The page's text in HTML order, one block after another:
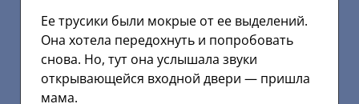
Ее трусики были мокрые от ее выделений.
Она хотела передохнуть и попробовать
снова. Но, тут она услышала звуки
открывающейся входной двери — пришла
мама.